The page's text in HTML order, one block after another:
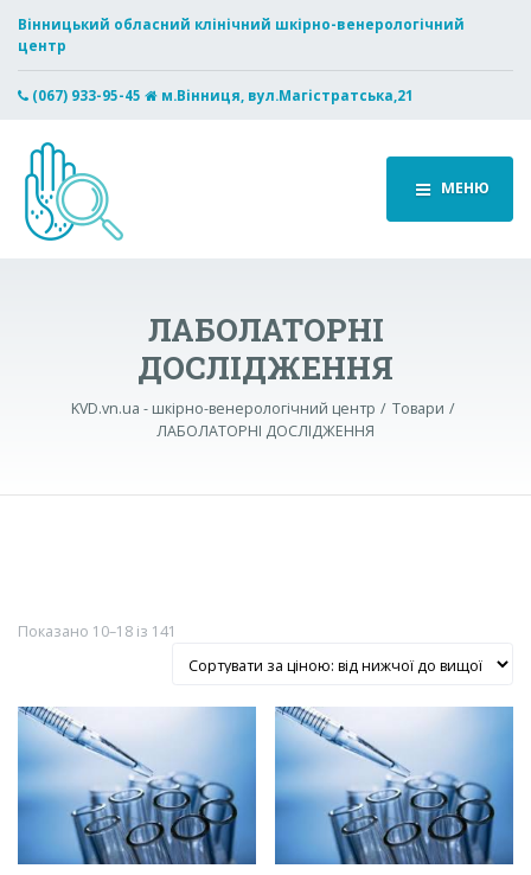
Вінницький обласний клінічний шкірно-венерологічний
центр
(067) 933-95-45 м.Вінниця, вул.Магістратська,21
МЕНЮ
ЛАБОЛАТОРНІ
ДОСЛІДЖЕННЯ
KVD.vn.ua - шкірно-венерологічний центр
Товари
ЛАБОЛАТОРНІ ДОСЛІДЖЕННЯ
Показано 10–18 із 141
ціною:
найвищої